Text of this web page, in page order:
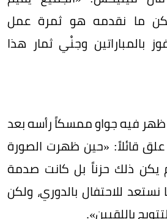
لكن ما نقدمه هو ثمرة عمل
بالمباراتين وجنْي ثمار هذا
فيه جواو ممسكاً رأسه بعد
علق قائلاً: «حين ظهرت الصورة
يكن ذلك حزناً بل كانت صدمة
نستعد للاحتفال بالدوري، ولكن
باللقبين».